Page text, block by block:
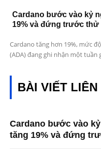
Cardano bước vào kỷ
19% và đứng trước thử
Cardano tăng hơn 19%, mức
(ADA) đang ghi nhận một tuần
BÀI VIẾT LIÊN
Cardano bước vào
tăng 19% và đứng